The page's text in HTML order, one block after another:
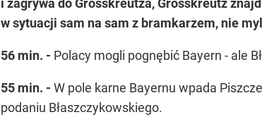
i zagrywa do Grosskreutza, Grosskreutz
w sytuacji sam na sam z bramkarzem, nie
56 min. - Polacy mogli pognębić Bayern - ale
55 min. - W pole karne Bayernu wpada
podaniu Błaszczykowskiego.